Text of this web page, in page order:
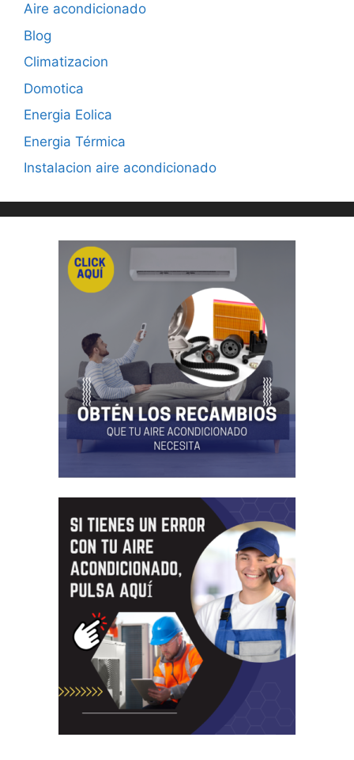
Aire acondicionado
Blog
Climatizacion
Domotica
Energia Eolica
Energia Térmica
Instalacion aire acondicionado